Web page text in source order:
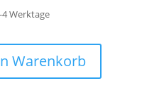
4 Werktage
Warenkorb